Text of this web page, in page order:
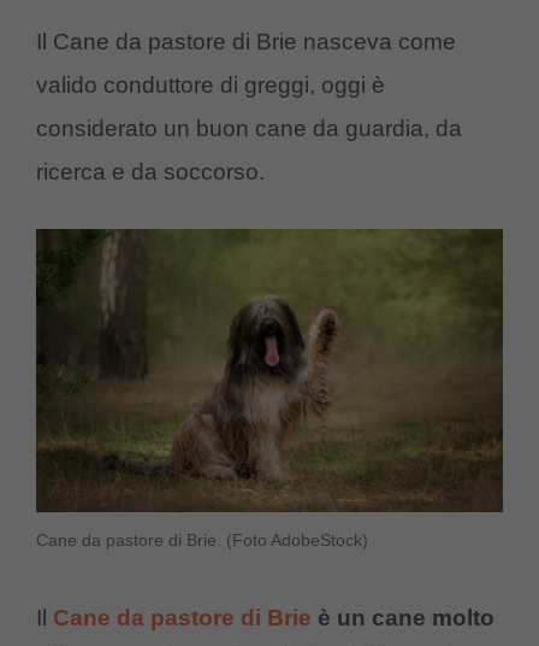
Il Cane da pastore di Brie nasceva come
valido conduttore di greggi, oggi è
considerato un buon cane da guardia, da
ricerca e da soccorso.
Cane da pastore di Brie. (Foto AdobeStock)
Il Cane da pastore di Brie è un cane molto